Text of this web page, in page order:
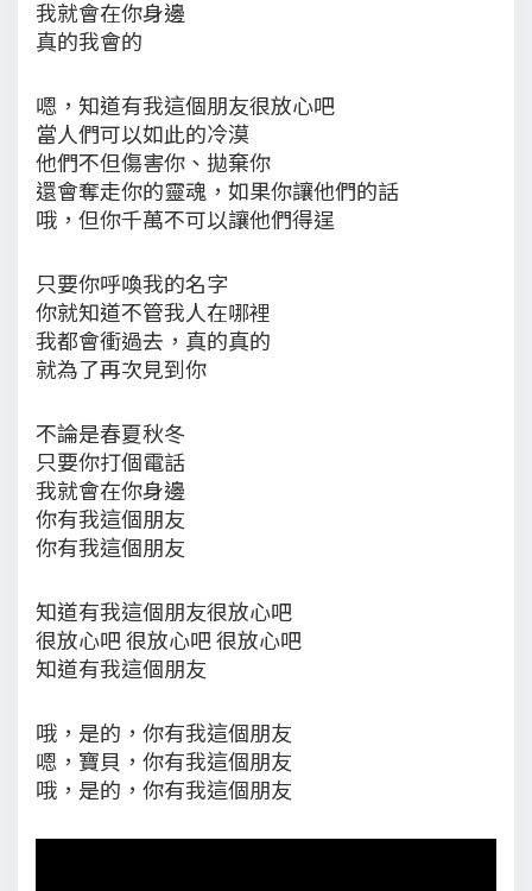
我就會在你身邊
真的我會的
嗯，知道有我這個朋友很放心吧
當人們可以如此的冷漠
他們不但傷害你、拋棄你
還會奪走你的靈魂，如果你讓他們的話
哦，但你千萬不可以讓他們得逞
只要你呼喚我的名字
你就知道不管我人在哪裡
我都會衝過去，真的真的
就為了再次見到你
不論是春夏秋冬
只要你打個電話
我就會在你身邊
你有我這個朋友
你有我這個朋友
知道有我這個朋友很放心吧
很放心吧 很放心吧 很放心吧
知道有我這個朋友
哦，是的，你有我這個朋友
嗯，寶貝，你有我這個朋友
哦，是的，你有我這個朋友